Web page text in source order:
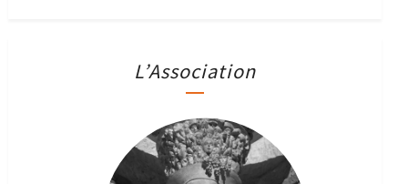
L’Association